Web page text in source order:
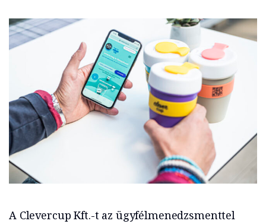
A Clevercup Kft.-t az ügyfélmenedzsmenttel